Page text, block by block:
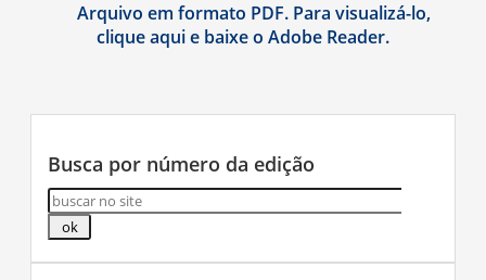
Arquivo em formato PDF. Para visualizá-lo,
clique aqui e baixe o Adobe Reader.
Busca por número da edição